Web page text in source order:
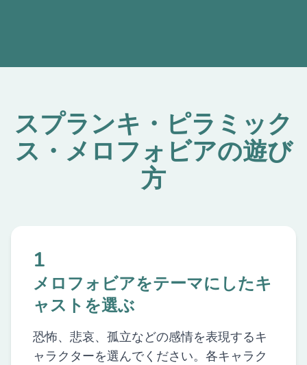
スプランキ・ピラミック
ス・メロフォビアの遊び
方
1
メロフォビアをテーマにしたキ
ャストを選ぶ
恐怖、悲哀、孤立などの感情を表現するキ
ャラクターを選んでください。各キャラク